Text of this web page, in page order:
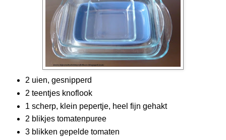
2 uien, gesnipperd
2 teentjes knoflook
1 scherp, klein pepertje, heel fijn gehakt
2 blikjes tomatenpuree
3 blikken gepelde tomaten